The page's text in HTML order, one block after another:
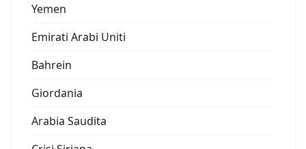
Yemen
Emirati Arabi Uniti
Bahrein
Giordania
Arabia Saudita